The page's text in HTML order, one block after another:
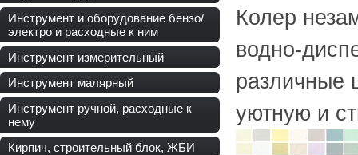
Инструмент и оборудование бензо/
электро и расходные к ним
Инструмент измерительный
Инструмент малярный
Инструмент ручной, расходные к
нему
Кирпич, строительный блок, ЖБИ
Колер
водно-
различные
уютную и